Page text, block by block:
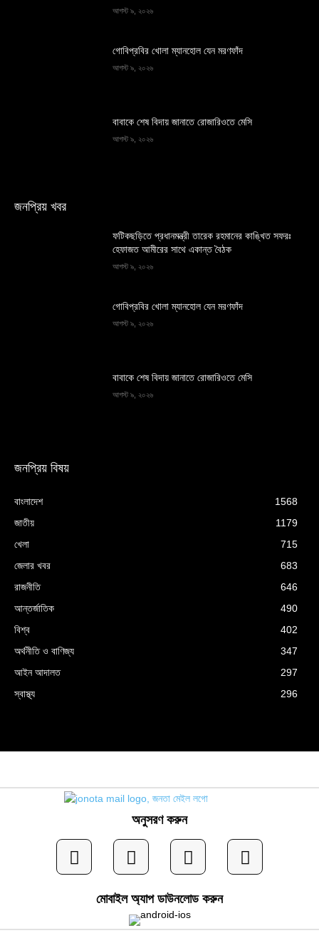
আগস্ট ৯, ২০২৬
গোবিপ্রবির খোলা ম্যানহোল যেন মরণফাঁদ
আগস্ট ৯, ২০২৬
বাবাকে শেষ বিদায় জানাতে রোজারিওতে মেসি
আগস্ট ৯, ২০২৬
জনপ্রিয় খবর
ফটিকছড়িতে প্রধানমন্ত্রী তারেক রহমানের কাঙ্খিত সফরঃ
হেফাজত আমীরের সাথে একান্ত বৈঠক
আগস্ট ৯, ২০২৬
গোবিপ্রবির খোলা ম্যানহোল যেন মরণফাঁদ
আগস্ট ৯, ২০২৬
বাবাকে শেষ বিদায় জানাতে রোজারিওতে মেসি
আগস্ট ৯, ২০২৬
জনপ্রিয় বিষয়
বাংলাদেশ
1568
জাতীয়
1179
খেলা
715
জেলার খবর
683
রাজনীতি
646
আন্তর্জাতিক
490
বিশ্ব
402
অর্থনীতি ও বাণিজ্য
347
আইন আদালত
297
স্বাস্থ্য
296
অনুসরণ করুন
মোবাইল অ্যাপ ডাউনলোড করুন